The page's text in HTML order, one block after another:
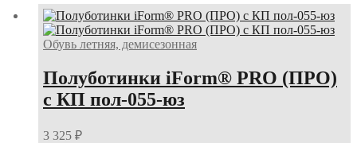
Обувь летняя, демисезонная
Полуботинки iForm® PRO (ПРО)
с КП пол-055-юз
3 325 ₽